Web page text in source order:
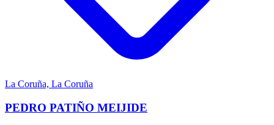
La Coruña, La Coruña
PEDRO PATIÑO MEIJIDE